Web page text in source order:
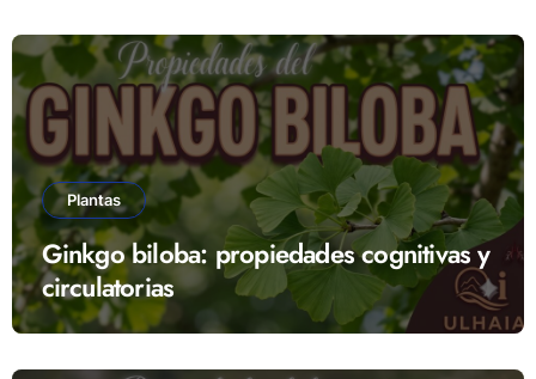
Plantas
Ginkgo biloba: propiedades cognitivas y
circulatorias